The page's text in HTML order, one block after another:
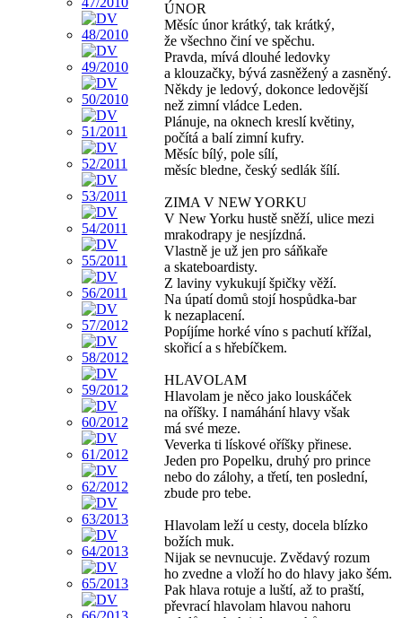
ÚNOR
Měsíc únor krátký, tak krátký,
že všechno činí ve spěchu.
Pravda, mívá dlouhé ledovky
a klouzačky, bývá zasněžený a zasněný.
Někdy je ledový, dokonce ledovější
než zimní vládce Leden.
Plánuje, na oknech kreslí květiny,
počítá a balí zimní kufry.
Měsíc bílý, pole sílí,
měsíc bledne, český sedlák šílí.
ZIMA V NEW YORKU
V New Yorku hustě sněží, ulice mezi
mrakodrapy je nesjízdná.
Vlastně je už jen pro sáňkaře
a skateboardisty.
Z laviny vykukují špičky věží.
Na úpatí domů stojí hospůdka-bar
k nezaplacení.
Popíjíme horké víno s pachutí křížal,
skořicí a s hřebíčkem.
HLAVOLAM
Hlavolam je něco jako louskáček
na oříšky. I namáhání hlavy však
má své meze.
Veverka ti lískové oříšky přinese.
Jeden pro Popelku, druhý pro prince
nebo do zálohy, a třetí, ten poslední,
zbude pro tebe.
Hlavolam leží u cesty, docela blízko
božích muk.
Nijak se nevnucuje. Zvědavý rozum
ho zvedne a vloží ho do hlavy jako šém.
Pak hlava rotuje a luští, až to praští,
převrací hlavolam hlavou nahoru